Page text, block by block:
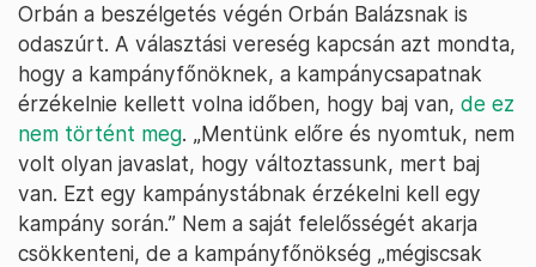
Orbán a beszélgetés végén Orbán Balázsnak is
odaszúrt. A választási vereség kapcsán azt mondta,
hogy a kampányfőnöknek, a kampánycsapatnak
érzékelnie kellett volna időben, hogy baj van, de ez
nem történt meg. „Mentünk előre és nyomtuk, nem
volt olyan javaslat, hogy változtassunk, mert baj
van. Ezt egy kampánystábnak érzékelni kell egy
kampány során.” Nem a saját felelősségét akarja
csökkenteni, de a kampányfőnökség „mégiscsak